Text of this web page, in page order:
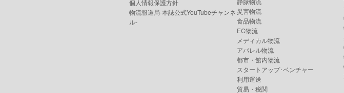
個人情報保護方針
物流報道局-本誌公式YouTubeチャンネ
ル-
災害物流
食品物流
EC物流
メディカル物流
アパレル物流
都市・館内物流
スタートアップ･ベンチャー
利用運送
貿易・税関